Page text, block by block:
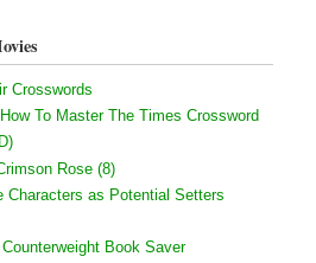
Crosswords
To Master The Times Crossword
Rose (8)
Characters as Potential Setters
Book Saver